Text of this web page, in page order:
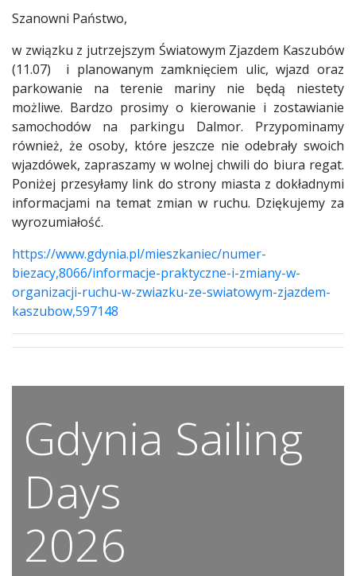
Szanowni Państwo,
w związku z jutrzejszym Światowym Zjazdem Kaszubów
(11.07) i planowanym zamknięciem ulic, wjazd oraz
parkowanie na terenie mariny nie będą niestety
możliwe. Bardzo prosimy o kierowanie i zostawianie
samochodów na parkingu Dalmor. Przypominamy
również, że osoby, które jeszcze nie odebrały swoich
wjazdówek, zapraszamy w wolnej chwili do biura regat.
Poniżej przesyłamy link do strony miasta z dokładnymi
informacjami na temat zmian w ruchu. Dziękujemy za
wyrozumiałość.
https://www.gdynia.pl/mieszkaniec/numer-
biezacy,8066/informacje-praktyczne-i-zmiany-w-
organizacji-ruchu-w-zwiazku-ze-swiatowym-zjazdem-
kaszubow,597148
Gdynia Sailing
Days
2026